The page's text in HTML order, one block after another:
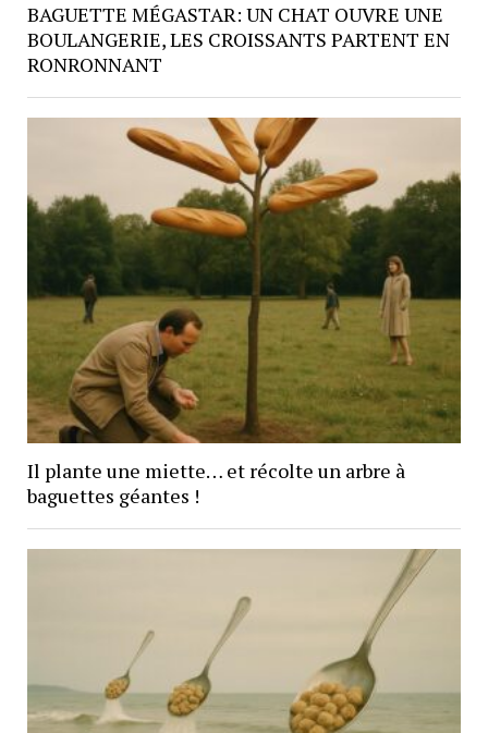
BAGUETTE MÉGASTAR: UN CHAT OUVRE UNE
BOULANGERIE, LES CROISSANTS PARTENT EN
RONRONNANT
Il plante une miette… et récolte un arbre à
baguettes géantes !